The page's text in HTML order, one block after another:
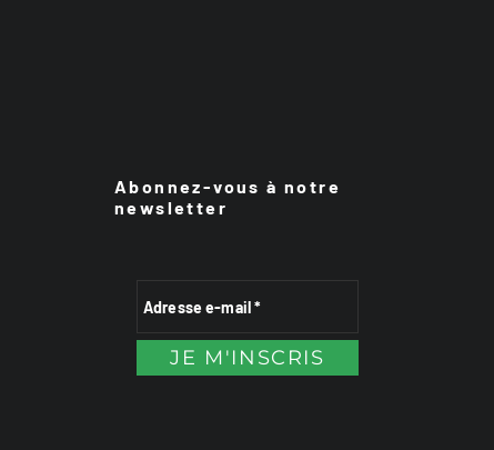
Abonnez-vous à notre
newsletter